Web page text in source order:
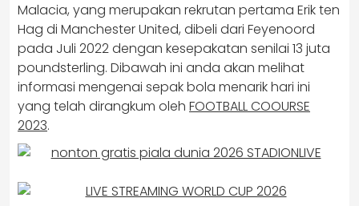
Malacia, yang merupakan rekrutan pertama Erik ten
Hag di Manchester United, dibeli dari Feyenoord
pada Juli 2022 dengan kesepakatan senilai 13 juta
poundsterling. Dibawah ini anda akan melihat
informasi mengenai sepak bola menarik hari ini
yang telah dirangkum oleh FOOTBALL COOURSE
2023.